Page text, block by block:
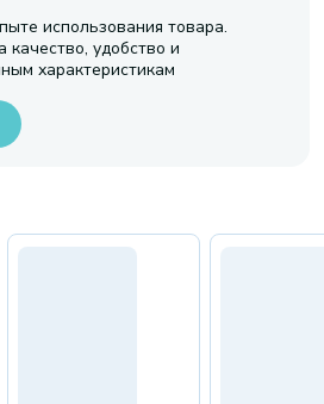
использования товара.
удобство и
характеристикам